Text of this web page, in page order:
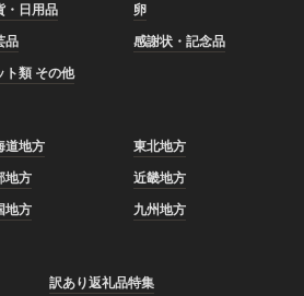
・日用品
卵
品
感謝状・記念品
ト類 その他
道地方
東北地方
地方
近畿地方
地方 九州地方
訳あり返礼品特集